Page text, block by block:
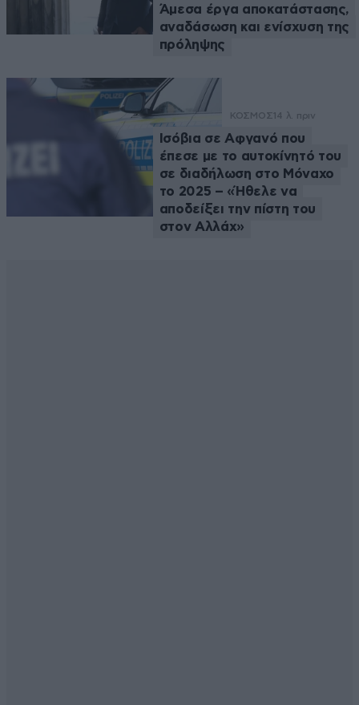
Άμεσα έργα αποκατάστασης,
αναδάσωση και ενίσχυση της
πρόληψης
ΚΟΣΜΟΣ 14 λ. πριν
Ισόβια σε Αφγανό που
έπεσε με το αυτοκίνητό του
σε διαδήλωση στο Μόναχο
το 2025 – «Ήθελε να
αποδείξει την πίστη του
στον Αλλάχ»